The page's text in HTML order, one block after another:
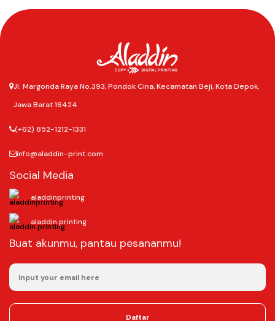
Jl. Margonda Raya No.393, Pondok Cina, Kecamatan Beji, Kota Depok,
Jawa Barat 16424
(+62) 852-1212-1331
info@aladdin-print.com
Social Media
aladdinprinting
aladdin.printing
Buat akunmu, pantau pesananmu!
Daftar